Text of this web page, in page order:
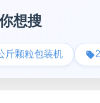
想搜
斤颗粒包装机